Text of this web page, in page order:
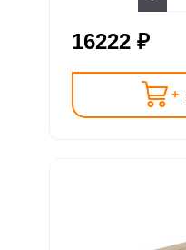
16222 ₽
+